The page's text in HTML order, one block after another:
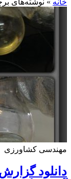
»نوشته‌های
کشاورزی
گزارش